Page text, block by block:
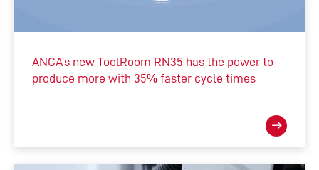
ANCA’s new ToolRoom RN35 has the power to
produce more with 35% faster cycle times